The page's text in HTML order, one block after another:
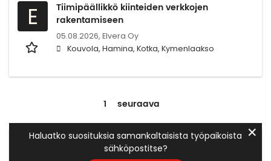
E
Tiimipäällikkö kiinteiden verkkojen
rakentamiseen
05.08.2026, Elvera Oy
Kouvola, Hamina, Kotka, Kymenlaakso
1 seuraava
Haluatko suosituksia samankaltaisista työpaikoista
sähköpostitse?
✕